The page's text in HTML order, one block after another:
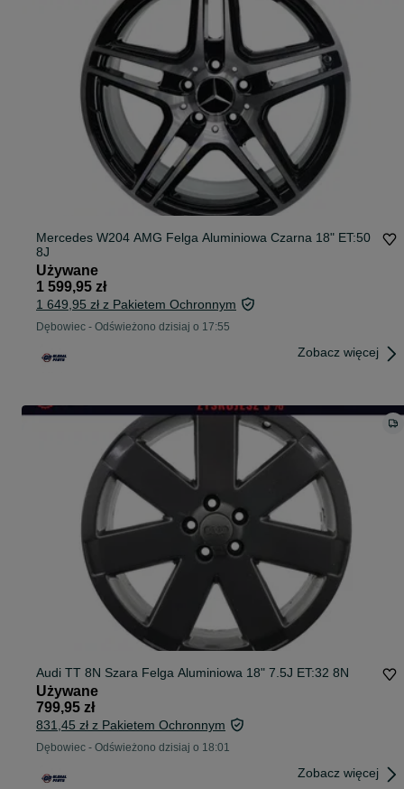
Mercedes W204 AMG Felga Aluminiowa Czarna 18" ET:50
8J
Używane
1 599,95 zł
1 649,95 zł z Pakietem Ochronnym
Dębowiec - Odświeżono dzisiaj o 17:55
Zobacz więcej
Audi TT 8N Szara Felga Aluminiowa 18" 7.5J ET:32 8N
Używane
799,95 zł
831,45 zł z Pakietem Ochronnym
Dębowiec - Odświeżono dzisiaj o 18:01
Zobacz więcej